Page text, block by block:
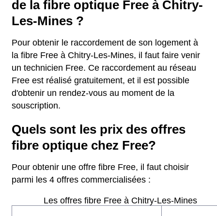
de la fibre optique Free à Chitry-
Les-Mines ?
Pour obtenir le raccordement de son logement à
la fibre Free à Chitry-Les-Mines, il faut faire venir
un technicien Free. Ce raccordement au réseau
Free est réalisé gratuitement, et il est possible
d'obtenir un rendez-vous au moment de la
souscription.
Quels sont les prix des offres
fibre optique chez Free?
Pour obtenir une offre fibre Free, il faut choisir
parmi les 4 offres commercialisées :
Les offres fibre Free à Chitry-Les-Mines